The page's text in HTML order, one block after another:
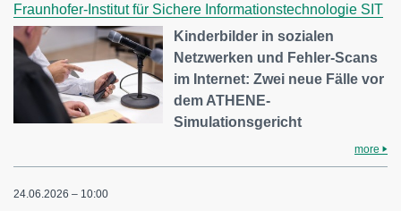
Fraunhofer-Institut für Sichere Informationstechnologie SIT
Kinderbilder in sozialen
Netzwerken und Fehler-Scans
im Internet: Zwei neue Fälle vor
dem ATHENE-
Simulationsgericht
more
24.06.2026 – 10:00